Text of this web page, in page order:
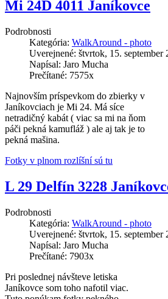
Mi 24D 4011 Janíkovce
Podrobnosti
Kategória: WalkAround - photo
Uverejnené: štvrtok, 15. september
Napísal: Jaro Mucha
Prečítané: 7575x
Najnovším príspevkom do zbierky v
Janíkovciach je Mi 24. Má síce
netradičný kabát ( viac sa mi na ňom
páči pekná kamufláž ) ale aj tak je to
pekná mašina.
Fotky v plnom rozlíšní sú tu
L 29 Delfín 3228
Podrobnosti
Kategória: WalkAround - photo
Uverejnené: štvrtok, 15. september
Napísal: Jaro Mucha
Prečítané: 7903x
Pri poslednej návšteve letiska
Janíkovce som toho nafotil viac.